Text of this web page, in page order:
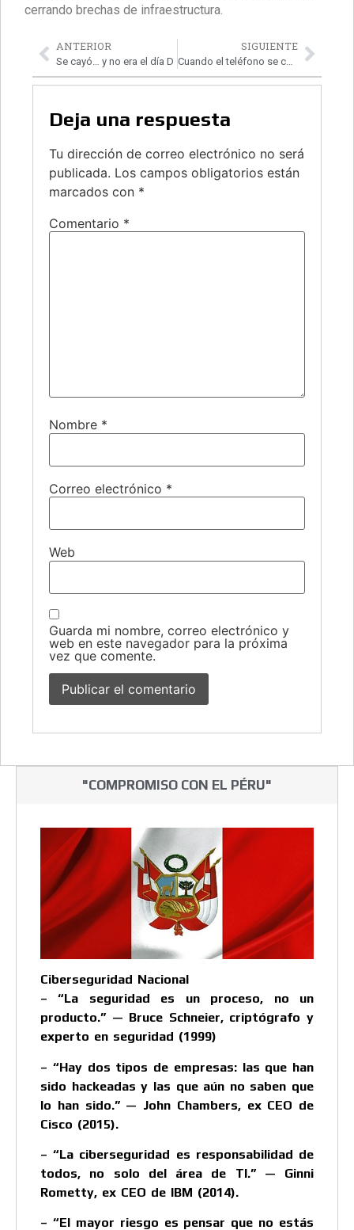
cerrando brechas de infraestructura.
ANTERIOR
Se cayó… y no era el día D
SIGUIENTE
Cuando el teléfono se convierte en amenaza
Deja una respuesta
Tu dirección de correo electrónico no será
publicada. Los campos obligatorios están
marcados con *
Comentario *
Nombre *
Correo electrónico *
Web
Guarda mi nombre, correo electrónico y
web en este navegador para la próxima
vez que comente.
"COMPROMISO CON EL PÉRU"
Ciberseguridad Nacional
– “La seguridad es un proceso, no un
producto.” — Bruce Schneier, criptógrafo y
experto en seguridad (1999)
– “Hay dos tipos de empresas: las que han
sido hackeadas y las que aún no saben que
lo han sido.” — John Chambers, ex CEO de
Cisco (2015).
– “La ciberseguridad es responsabilidad de
todos, no solo del área de TI.” — Ginni
Rometty, ex CEO de IBM (2014).
– “El mayor riesgo es pensar que no estás